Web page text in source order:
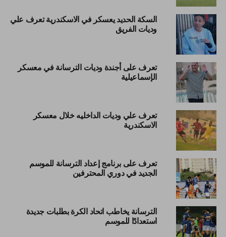
السكة الحديد يعسكر في الاسكندرية تعرف علي
وديات الفريق
تعرف على أجندة وديات الترسانة في معسكر
الإسماعيلية
تعرف علي وديات الداخليه خلال معسكر
الاسكندرية
تعرف على برنامج إعداد الترسانة للموسم
الجديد في دوري المحترفين
الترسانة يخاطب اتحاد الكرة بطلبات جديدة
استعدادًا للموسم